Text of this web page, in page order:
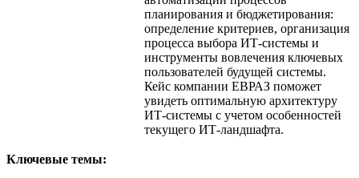
планирования и бюджетирования:
определение критериев, организация
процесса выбора ИТ-системы и
инструменты вовлечения ключевых
пользователей будущей системы.
Кейс компании ЕВРАЗ поможет
увидеть оптимальную архитектуру
ИТ-системы с учетом особенностей
текущего ИТ-ландшафта.
Ключевые темы: